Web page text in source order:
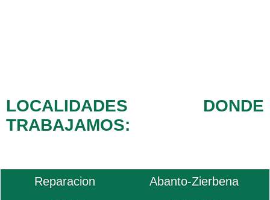
LOCALIDADES DONDE
TRABAJAMOS:
Reparacion
Abanto-Zierbena